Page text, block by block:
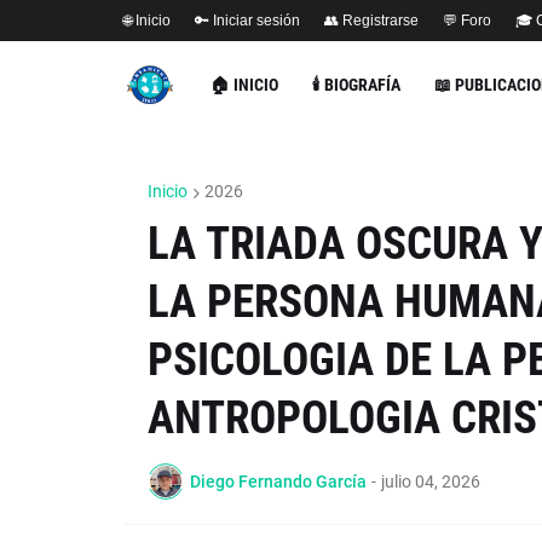
🌐 Inicio 🔑 Iniciar sesión 👥 Registrarse 💬 Foro 🎓
🏠 INICIO 🕯️ BIOGRAFÍA 📖
Inicio 2026
LA TRIADA OSCURA
LA PERSONA
PSICOLOGIA DE LA
ANTROPOLOGIA
Diego Fernando García - julio 04, 2026